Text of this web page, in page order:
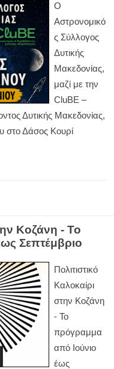
Ο
Αστρονομικό
ς Σύλλογος
Δυτικής
Μακεδονίας,
μαζί με την
CluBE –
Δυτικής Μακεδονίας,
στο Δάσος Κουρί
Κοζάνη - Το
Σεπτέμβριο
Πολιτιστικό
Καλοκαίρι
στην Κοζάνη
- Το
πρόγραμμα
από Ιούνιο
έως